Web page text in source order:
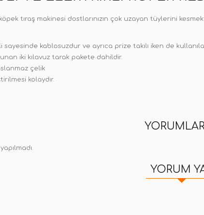
tıraş makinesi dostlarınızın çok uzayan tüylerini
kablosuzdur ve ayrıca prize takılı iken de
iki kılavuz tarak pakete dahildir.
çelik
kolaydır.
YORUM